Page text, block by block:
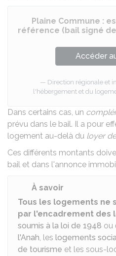
Plaine Commune :
référence (bail signé
Accéder
Direction régionale et
l'hébergement et du
Dans certains cas, un
prévu dans le bail. Il a pour
logement au-delà du loyer
Ces différents montants
bail et dans l'annonce
À savoir
Tous les logements ne
par l'encadrement des
soumis à la loi de 1948 ou
l'Anah, les logements
de tourisme et les sous-